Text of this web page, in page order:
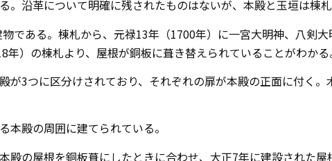
沿革について明確に残されたものはないが、本殿と玉垣は棟
である。棟札から、元禄13年（1700年）に一宮大明神、八剣
）の棟札より、屋根が銅板に葺き替えられていることがわかる
が3つに区分けされており、それぞれの扉が本殿の正面に付く
殿の周囲に建てられている。
殿の屋根を銅板葺にしたときに合わせ、大正7年に建設された